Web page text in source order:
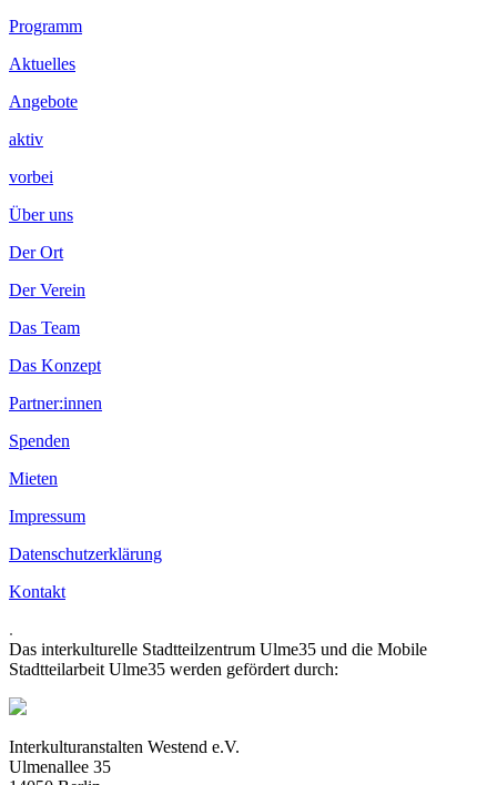
Footer
Inhalt
Programm
Aktuelles
Angebote
aktiv
vorbei
Über uns
Der Ort
Der Verein
Das Team
Das Konzept
Partner:innen
Spenden
Mieten
Impressum
Datenschutzerklärung
Kontakt
.
Das interkulturelle Stadtteilzentrum Ulme35 und die Mobile
Stadtteilarbeit Ulme35 werden gefördert durch:
Interkulturanstalten Westend e.V.
Ulmenallee 35